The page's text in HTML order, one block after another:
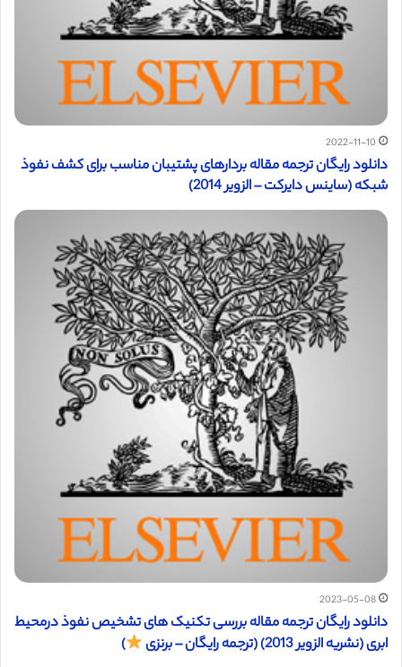
2022-11-10
دانلود رایگان ترجمه مقاله بردارهای پشتیبان مناسب برای کشف نفوذ
شبکه (ساینس دایرکت – الزویر 2014)
2023-05-08
دانلود رایگان ترجمه مقاله بررسی تکنیک های تشخیص نفوذ درمحیط
ابری (نشریه الزویر 2013) (ترجمه رایگان – برنزی
)